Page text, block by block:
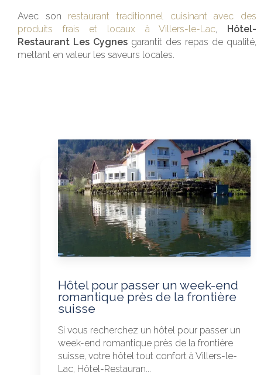
Avec son restaurant traditionnel cuisinant avec des
produits frais et locaux à Villers-le-Lac
Hôtel-
Restaurant Les Cygnes garantit des repas de qualité,
mettant en valeur les saveurs locales.
Hôtel pour passer un week-end
romantique près de la frontière
suisse
Si vous recherchez un hôtel pour passer un
week-end romantique près de la frontière
suisse, votre hôtel tout confort à Villers-le-
Lac, Hôtel-Restauran...